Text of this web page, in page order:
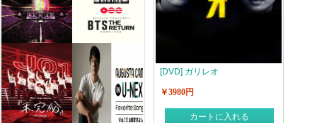
[DVD] ガリレオ
￥3980円
カートに入れる